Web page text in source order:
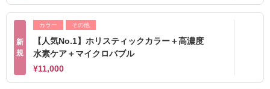
新
規
カラー その他
【人気No.1】ホリスティックカラー＋高濃度
水素ケア＋マイクロバブル
¥11,000